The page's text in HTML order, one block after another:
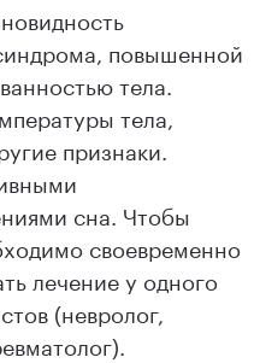
повышенной
тела.
тела,
признаки.
сна. Чтобы
своевременно
лечение у одного
(невролог,